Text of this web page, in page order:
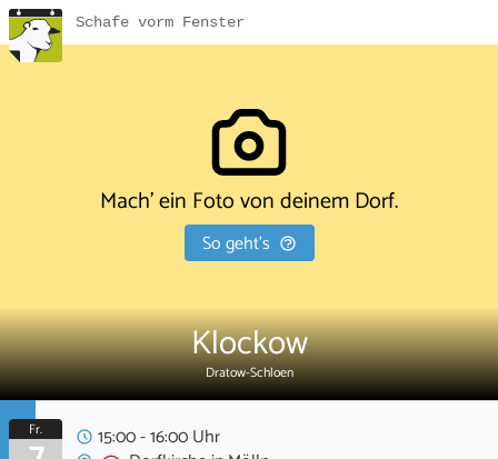
Schafe vorm Fenster
Mach' ein Foto von deinem Dorf.
So geht's
Klockow
Dratow-Schloen
Fr.
15:00 - 16:00 Uhr